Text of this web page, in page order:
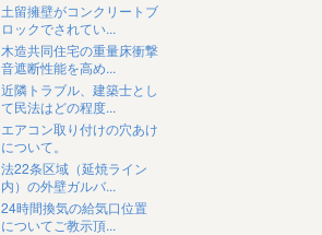
土留擁壁がコンクリートブ
ロックでされてい...
木造共同住宅の重量床衝撃
音遮断性能を高め...
近隣トラブル、建築士とし
て民法はどの程度...
エアコン取り付けの穴あけ
について。
法22条区域（延焼ライン
内）の外壁ガルバ...
24時間換気の給気口位置
についてご教示頂...